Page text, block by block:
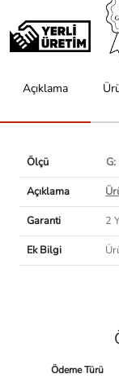
Açıklama
Ölçü
Açıklama
Garanti
2
Ek Bilgi
Ödeme Türü